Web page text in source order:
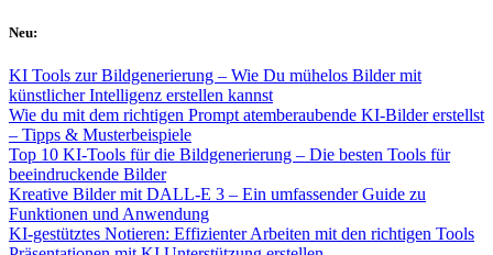
Skip
content
Neu:
KI Tools zur Bildgenerierung – Wie Du mühelos Bilder mit
künstlicher Intelligenz erstellen kannst
Wie du mit dem richtigen Prompt atemberaubende KI-Bilder erstellst
– Tipps & Musterbeispiele
Top 10 KI-Tools für die Bildgenerierung – Die besten Tools für
beeindruckende Bilder
Kreative Bilder mit DALL-E 3 – Ein umfassender Guide zu
Funktionen und Anwendung
KI-gestütztes Notieren: Effizienter Arbeiten mit den richtigen Tools